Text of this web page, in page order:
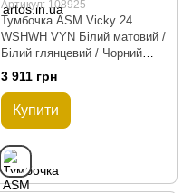
Артикул: 108925
Тумбочка ASM Vicky 24
WSHWH VYN Білий матовий /
Білий глянцевий / Чорний
глянсовий
3 911 грн
Купити